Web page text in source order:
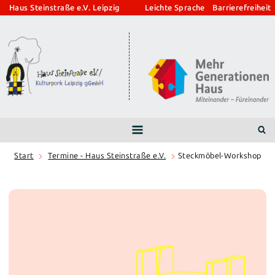
Zum
springen
Haus Steinstraße e.V. Leipzig Leichte Sprache Barrierefreiheit
Start Termine - Haus Steinstraße e.V. Steckmöbel-Workshop